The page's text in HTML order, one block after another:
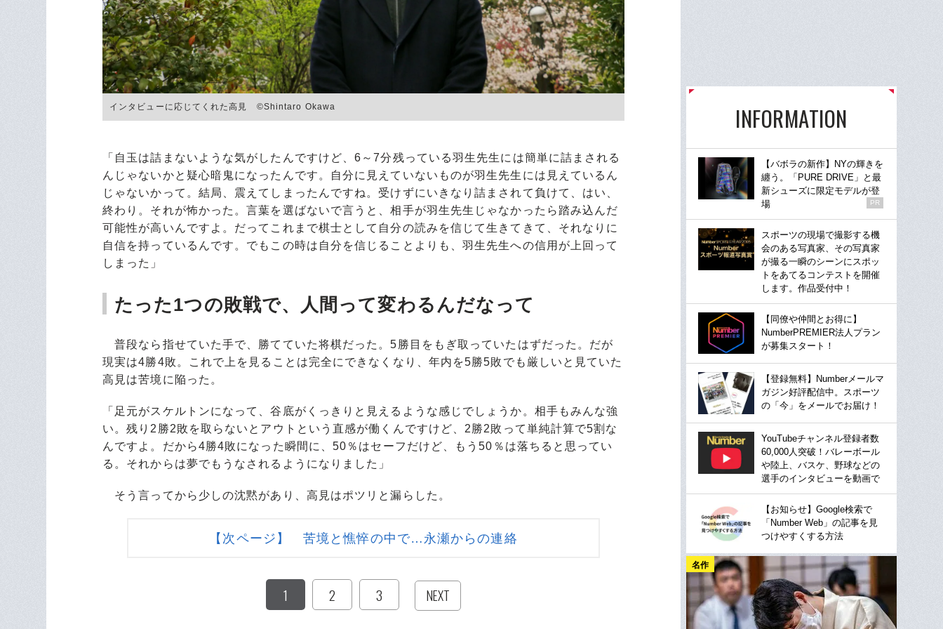
インタビューに応じてくれた高見 ©Shintaro Okawa
「自玉は詰まないような気がしたんですけど、6～7分残っている羽生先生には簡単に詰まされる
んじゃないかと疑心暗鬼になったんです。自分に見えていないものが羽生先生には見えているん
じゃないかって。結局、震えてしまったんですね。受けずにいきなり詰まされて負けて、はい、
終わり。それが怖かった。言葉を選ばないで言うと、相手が羽生先生じゃなかったら踏み込んだ
可能性が高いんですよ。だってこれまで棋士として自分の読みを信じて生きてきて、それなりに
自信を持っているんです。でもこの時は自分を信じることよりも、羽生先生への信用が上回って
しまった」
たった1つの敗戦で、人間って変わるんだなって
普段なら指せていた手で、勝てていた将棋だった。5勝目をもぎ取っていたはずだった。だが
現実は4勝4敗。これで上を見ることは完全にできなくなり、年内を5勝5敗でも厳しいと見ていた
高見は苦境に陥った。
「足元がスケルトンになって、谷底がくっきりと見えるような感じでしょうか。相手もみんな強
い。残り2勝2敗を取らないとアウトという直感が働くんですけど、2勝2敗って単純計算で5割な
んですよ。だから4勝4敗になった瞬間に、50％はセーフだけど、もう50％は落ちると思ってい
る。それからは夢でもうなされるようになりました」
そう言ってから少しの沈黙があり、高見はポツリと漏らした。
【次ページ】 苦境と憔悴の中で…永瀬からの連絡
1 2 3 NEXT
INFORMATION
【バボラの新作】NYの輝きを
纏う。「PURE DRIVE」と最
新シューズに限定モデルが登
場
PR
スポーツの現場で撮影する機
会のある写真家、その写真家
が撮る一瞬のシーンにスポッ
トをあてるコンテストを開催
します。作品受付中！
【同僚や仲間とお得に】
NumberPREMIER法人プラン
が募集スタート！
【登録無料】Numberメールマ
ガジン好評配信中。スポーツ
の「今」をメールでお届け！
YouTubeチャンネル登録者数
60,000人突破！バレーボール
や陸上、バスケ、野球などの
選手のインタビューを動画で
【お知らせ】Google検索で
「Number Web」の記事を見
つけやすくする方法
名作